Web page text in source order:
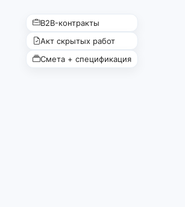
B2B-контракты
Акт скрытых работ
Смета + спецификация